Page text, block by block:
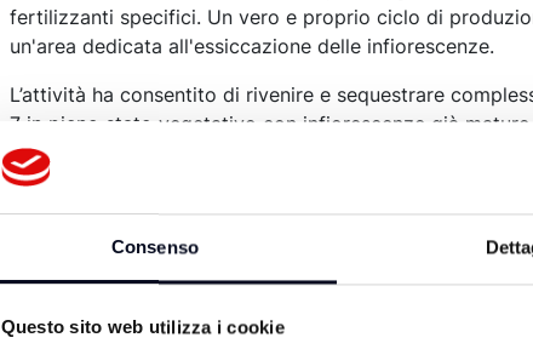
Consenso
Questo sito web utilizza i cookie
fertilizzanti specifici. Un vero e proprio ciclo di
un'area dedicata all'essiccazione delle infiorescenze.
L’attività ha consentito di rivenire e sequestrare
7 in pieno stato vegetativo con infiorescenze già
crescita, 149 grammi di marijuana già essiccata, una
plastica recante la dicitura “rifiuti sanitari pericolosi”) e
del frigorifero di casa per preservarne la qualità.
Lo stupefacente, in parte già confezionato per la
della struttura hanno escluso categoricamente l'ipotesi
piuttosto una attività di produzione e spaccio. Il GIP di